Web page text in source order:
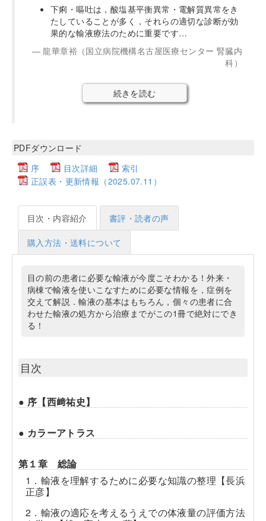
下痢・嘔吐は，酸塩基平衡異常・電解質異常をき
たしていることが多く，それらの適切な診断が効
果的な輸液療法のために重要です…
龍華章裕（国立病院機構名古屋医療センター 腎臓内
科）
続きを読む
PDFダウンロード
序
目次詳細
索引
正誤表・更新情報（2025.07.11）
目次・内容紹介 書評・読者の声
購入方法・送料について
目の前の患者に必要な輸液が今度こそわかる！外来・
病棟で輸液を使いこなすために必要な情報を，症例を
交えて解説．輸液の基本はもちろん，個々の患者に合
わせた輸液の処方から治療までがこの1冊で絶対にでき
る！
目次
● 序【西﨑祐史】
● カラーアトラス
第１章 総論
1．輸液を理解するために必要な知識の整理【長浜
正彦】
2．輸液の適応を考えるうえでの体液量の評価方法